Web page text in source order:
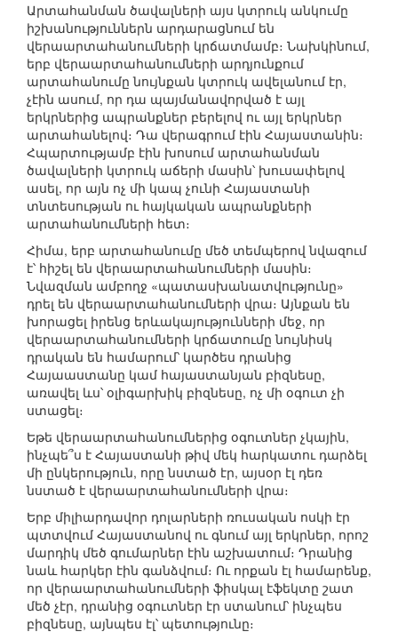
Արտահանման ծավալների այս կտրուկ անկումը
իշխանություններն արդարացնում են
վերաարտահանումների կրճատմամբ։ Նախկինում,
երբ վերաարտահանումների արդյունքում
արտահանումը նույնքան կտրուկ ավելանում էր,
չէին ասում, որ դա պայմանավորված է այլ
երկրներից ապրանքներ բերելով ու այլ երկրներ
արտահանելով։ Դա վերագրում էին Հայաստանին։
Հպարտությամբ էին խոսում արտահանման
ծավալների կտրուկ աճերի մասին՝ խուսափելով
ասել, որ այն ոչ մի կապ չունի Հայաստանի
տնտեսության ու հայկական ապրանքների
արտահանումների հետ։
Հիմա, երբ արտահանումը մեծ տեմպերով նվազում
է՝ հիշել են վերաարտահանումների մասին։
Նվազման ամբողջ «պատասխանատվությունը»
դրել են վերաարտահանումների վրա։ Այնքան են
խորացել իրենց երևակայությունների մեջ, որ
վերաարտահանումների կրճատումը նույնիսկ
դրական են համարում՝ կարծես դրանից
Հայաաստանը կամ հայաստանյան բիզնեսը,
առավել ևս՝ օլիգարխիկ բիզնեսը, ոչ մի օգուտ չի
ստացել։
Եթե վերաարտահանումներից օգուտներ չկային,
ինչպե՞ս է Հայաստանի թիվ մեկ հարկատու դարձել
մի ընկերություն, որը նստած էր, այսօր էլ դեռ
նստած է վերաարտահանումների վրա։
Երբ միլիարդավոր դոլարների ռուսական ոսկի էր
պտտվում Հայաստանով ու գնում այլ երկրներ, որոշ
մարդիկ մեծ գումարներ էին աշխատում։ Դրանից
նաև հարկեր էին գանձվում։ Ու որքան էլ համարենք,
որ վերաարտահանումների ֆիսկալ էֆեկտը շատ
մեծ չէր, դրանից օգուտներ էր ստանում՝ ինչպես
բիզնեսը, այնպես էլ՝ պետությունը։